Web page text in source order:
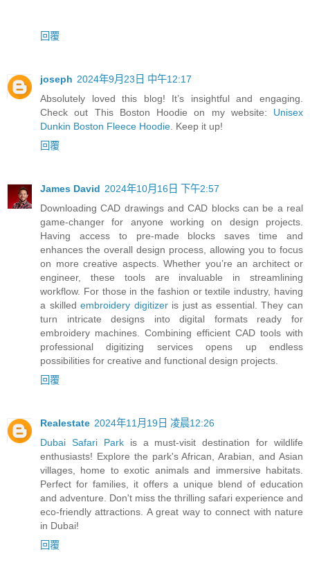
回覆
joseph 2024年9月23日 中午12:17
Absolutely loved this blog! It’s insightful and engaging.
Check out This Boston Hoodie on my website: Unisex
Dunkin Boston Fleece Hoodie . Keep it up!
回覆
James David 2024年10月16日 下午2:57
Downloading CAD drawings and CAD blocks can be a real
game-changer for anyone working on design projects.
Having access to pre-made blocks saves time and
enhances the overall design process, allowing you to focus
on more creative aspects. Whether you’re an architect or
engineer, these tools are invaluable in streamlining
workflow. For those in the fashion or textile industry, having
a skilledembroidery digitizeris just as essential. They can
turn intricate designs into digital formats ready for
embroidery machines. Combining efficient CAD tools with
professional digitizing services opens up endless
possibilities for creative and functional design projects.
回覆
Realestate 2024年11月19日 凌晨12:26
Dubai Safari Parkis a must-visit destination for wildlife
enthusiasts! Explore the park's African, Arabian, and Asian
villages, home to exotic animals and immersive habitats.
Perfect for families, it offers a unique blend of education
and adventure. Don't miss the thrilling safari experience and
eco-friendly attractions. A great way to connect with nature
in Dubai!
回覆